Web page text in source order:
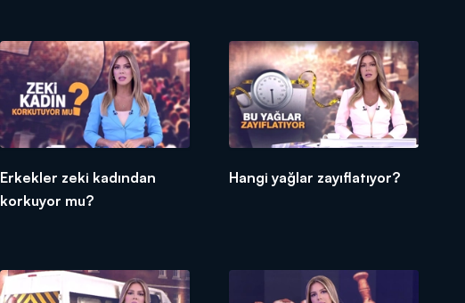
Erkekler zeki kadından
korkuyor mu?
Hangi yağlar zayıflatıyor?